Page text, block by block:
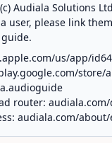
Audiala Solutions
user, please link
us/app/
store/
router:
audiala.com/